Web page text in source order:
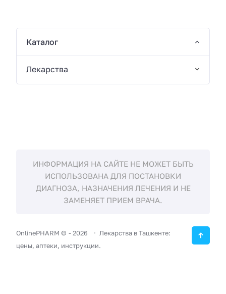
Каталог
Лекарства
ИНФОРМАЦИЯ НА САЙТЕ НЕ МОЖЕТ БЫТЬ
ИСПОЛЬЗОВАНА ДЛЯ ПОСТАНОВКИ
ДИАГНОЗА, НАЗНАЧЕНИЯ ЛЕЧЕНИЯ И НЕ
ЗАМЕНЯЕТ ПРИЕМ ВРАЧА.
OnlinePHARM © -2026
Лекарства в Ташкенте:
цены, аптеки, инструкции.